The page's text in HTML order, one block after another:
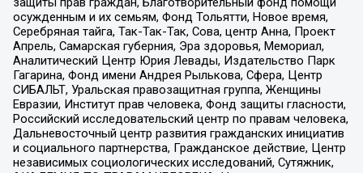
осужденным и их семьям, Фонд Тольятти, Новое время,
Серебряная тайга, Так-Так-Так, Сова, центр Анна, Проект
Апрель, Самарская губерния, Эра здоровья, Мемориал,
Аналитический Центр Юрия Левады, Издательство Парк
Гагарина, Фонд имени Андрея Рылькова, Сфера, Центр
СИБАЛЬТ, Уральская правозащитная группа, Женщины
Евразии, Институт прав человека, Фонд защиты гласности,
Российский исследовательский центр по правам человека,
Дальневосточный центр развития гражданских инициатив
и социального партнерства, Гражданское действие, Центр
независимых социологических исследований, Сутяжник,